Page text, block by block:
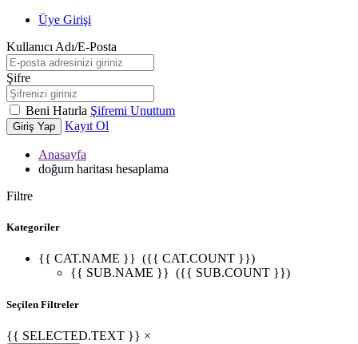
Üye Girişi
Kullanıcı Adı/E-Posta
Şifre
Beni Hatırla Şifremi Unuttum
Giriş Yap Kayıt Ol
Anasayfa
doğum haritası hesaplama
Filtre
Kategoriler
{{ CAT.NAME }} ({{ CAT.COUNT }})
{{ SUB.NAME }} ({{ SUB.COUNT }})
Seçilen Filtreler
{{ SELECTED.TEXT }} ×